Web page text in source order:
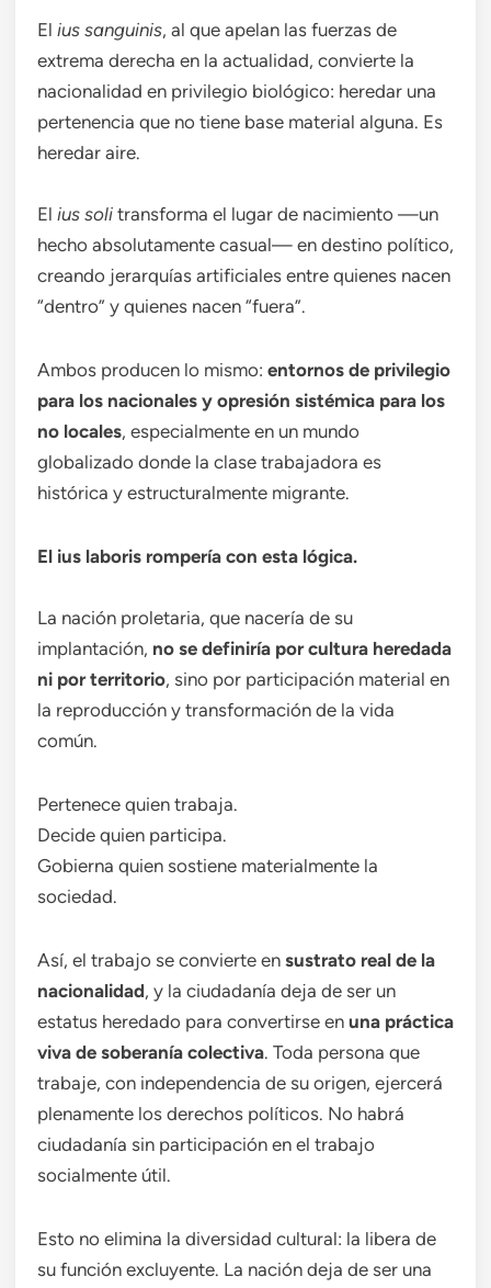
El ius sanguinis, al que apelan las fuerzas de
extrema derecha en la actualidad, convierte la
nacionalidad en privilegio biológico: heredar una
pertenencia que no tiene base material alguna. Es
heredar aire.
El ius soli transforma el lugar de nacimiento —un
hecho absolutamente casual— en destino político,
creando jerarquías artificiales entre quienes nacen
“dentro” y quienes nacen “fuera”.
Ambos producen lo mismo: entornos de privilegio
para los nacionales y opresión sistémica para los
no locales, especialmente en un mundo
globalizado donde la clase trabajadora es
histórica y estructuralmente migrante.
El ius laboris rompería con esta lógica.
La nación proletaria, que nacería de su
implantación, no se definiría por cultura heredada
ni por territorio, sino por participación material en
la reproducción y transformación de la vida
común.
Pertenece quien trabaja.
Decide quien participa.
Gobierna quien sostiene materialmente la
sociedad.
Así, el trabajo se convierte en sustrato real de la
nacionalidad, y la ciudadanía deja de ser un
estatus heredado para convertirse en una práctica
viva de soberanía colectiva. Toda persona que
trabaje, con independencia de su origen, ejercerá
plenamente los derechos políticos. No habrá
ciudadanía sin participación en el trabajo
socialmente útil.
Esto no elimina la diversidad cultural: la libera de
su función excluyente. La nación deja de ser una